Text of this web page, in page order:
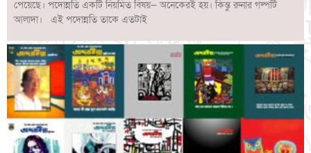
পেয়েছে। পদোন্নতি একটি নিয়মিত বিষয়— অনেকেরই হয়। কিন্তু রুনার গল্পটি
আলাদা। এই পদোন্নতি তাকে এতটাই